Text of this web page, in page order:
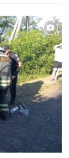
причину